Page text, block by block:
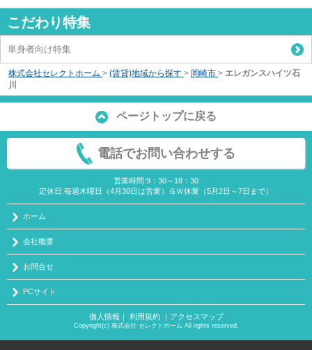
こだわり特集
単身者向け特集
株式会社セレクトホーム > (賃貸)地域から探す > 岡崎市 > エレガンスハイツ石
川
ページトップに戻る
電話でお問い合わせする
営業時間:9：30～18：30
定休日:毎週木曜日（4月30日は営業）ＧＷ休業（5月2日～7日まで）
ホーム
会社概要
お問合せ
PCサイト
個人情報 利用規約｜ アクセスマップ
Copyright(c) 株式会社 セレクトホーム All rights reserved.